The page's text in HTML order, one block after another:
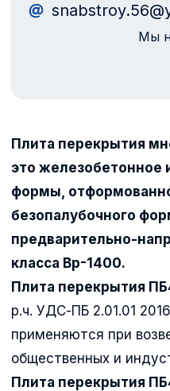
Мы
Плита перекрытия
это железобетонное
формы,
безопалубочного
предварительно-
класса Вр-1400.
Плита перекрытия
р.ч. УДС-ПБ 2.01.01
применяются при
общественных и
Плита перекрытия